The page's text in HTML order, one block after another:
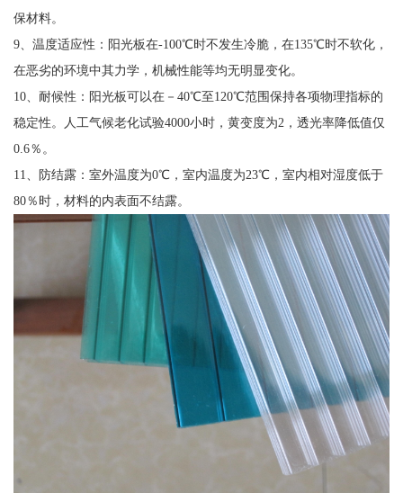
保材料。
9、温度适应性：阳光板在-100℃时不发生冷脆，在135℃时不软化，
在恶劣的环境中其力学，机械性能等均无明显变化。
10、耐候性：阳光板可以在－40℃至120℃范围保持各项物理指标的
稳定性。人工气候老化试验4000小时，黄变度为2，透光率降低值仅
0.6％。
11、防结露：室外温度为0℃，室内温度为23℃，室内相对湿度低于
80％时，材料的内表面不结露。